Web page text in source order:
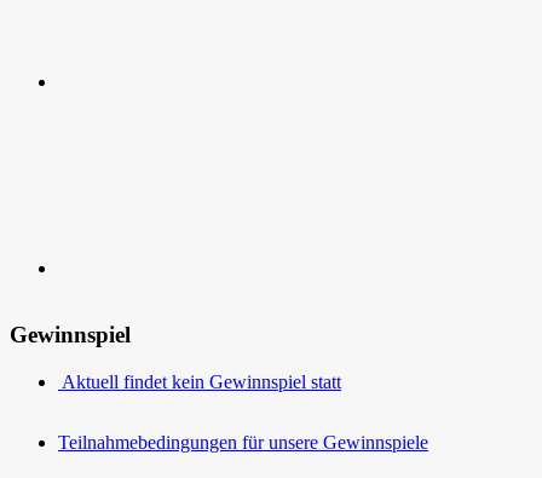
Gewinnspiel
Aktuell findet kein Gewinnspiel statt
Teilnahmebedingungen für unsere Gewinnspiele